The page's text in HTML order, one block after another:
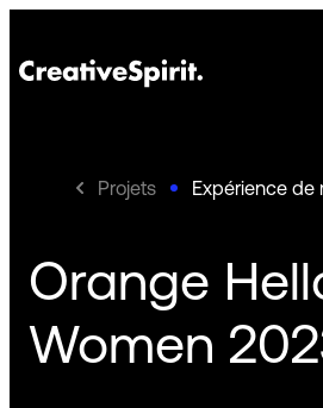
Projets
Services
Projets Expérience de
Orange
Women